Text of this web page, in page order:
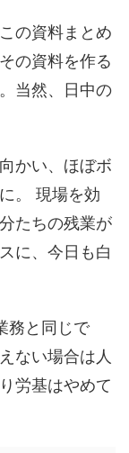
の資料まとめ
の資料を作る
当然、日中の
かい、ほぼボ
。 現場を効
たちの残業が
に、今日も白
務と同じで
ない場合は人
労基はやめて